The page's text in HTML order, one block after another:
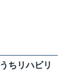
ちリハビリ